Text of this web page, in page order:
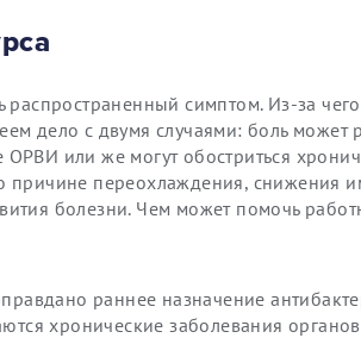
распространенный симптом. Из-за
дело с двумя случаями: боль может
ОРВИ или же могут обостриться
причине переохлаждения, снижения
болезни. Чем может помочь
раннее назначение
хронические заболевания